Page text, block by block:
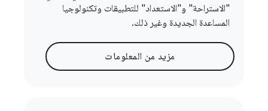
"الاستراحة" و"الاستعداد" للتطبيقات وتكنولوجيا
المساعدة الجديدة وغير ذلك.
مزيد من المعلومات